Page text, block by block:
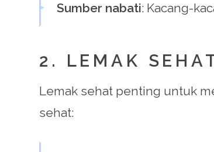
Sumber nabati: Kacang-
2. LEMAK
Lemak sehat penting untuk
sehat: